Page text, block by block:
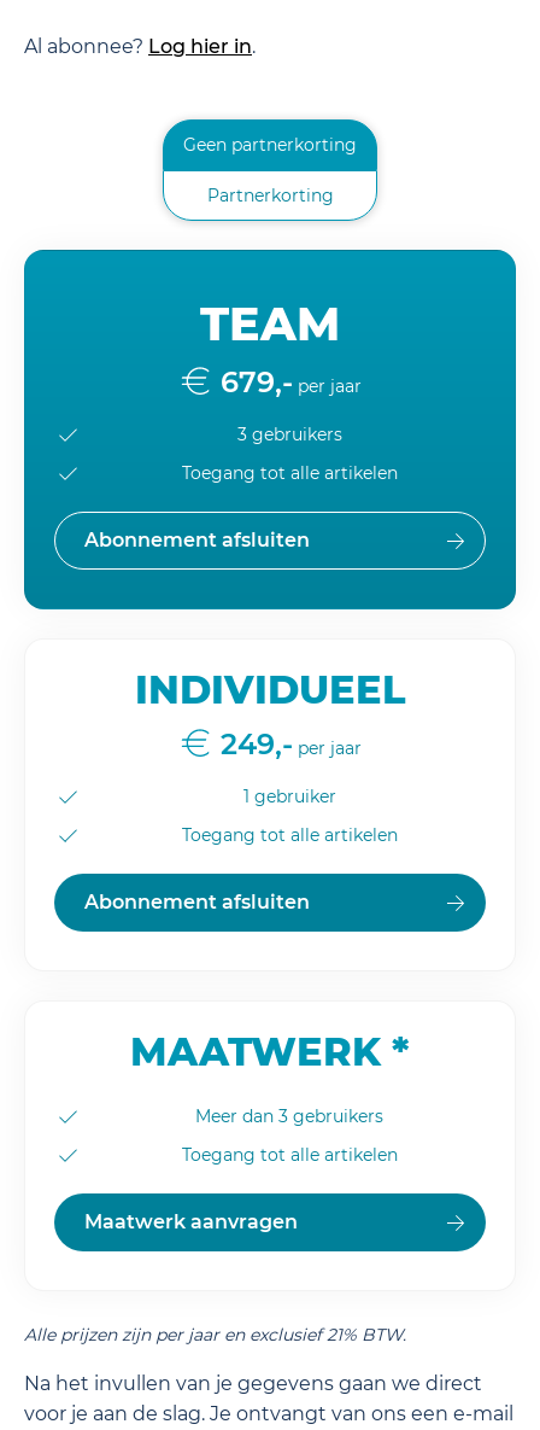
Al abonnee? Log hier in.
Geen partnerkorting
Partnerkorting
INDIVIDUEEL
249,- per jaar
1 gebruiker
Toegang tot alle artikelen
Abonnement afsluiten
TEAM
679,- per jaar
3 gebruikers
Toegang tot alle artikelen
Abonnement afsluiten
MAATWERK *
Meer dan 3 gebruikers
Toegang tot alle artikelen
Maatwerk aanvragen
Alle prijzen zijn per jaar en exclusief 21% BTW.
Na het invullen van je gegevens gaan we direct
voor je aan de slag. Je ontvangt van ons een e-mail